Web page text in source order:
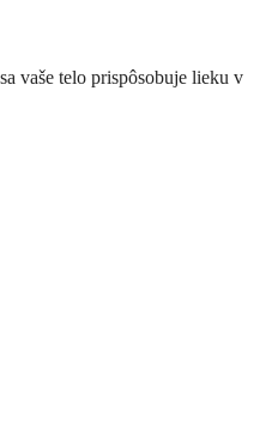
vaše telo prispôsobuje lieku v